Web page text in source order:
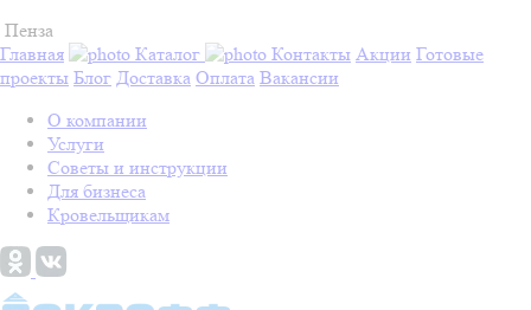
Пенза
Главная
Каталог Контакты Акции Готовые
проекты Блог Доставка Оплата Вакансии
О компании
Услуги
Советы и инструкции
Для бизнеса
Кровельщикам